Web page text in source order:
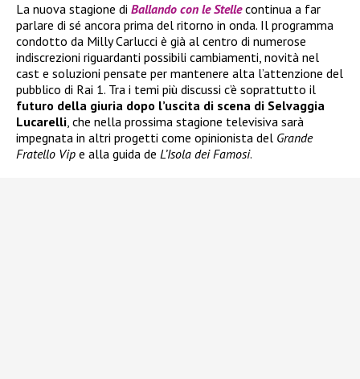
La nuova stagione di Ballando con le Stellecontinua a far
parlare di sé ancora prima del ritorno in onda. Il programma
condotto da Milly Carlucci è già al centro di numerose
indiscrezioni riguardanti possibili cambiamenti, novità nel
cast e soluzioni pensate per mantenere alta l’attenzione del
pubblico di Rai 1. Tra i temi più discussi c’è soprattutto il
futuro della giuria dopo l’uscita di scena di Selvaggia
Lucarelli, che nella prossima stagione televisiva sarà
impegnata in altri progetti come opinionista del Grande
Fratello Vip e alla guida de L’Isola dei Famosi.